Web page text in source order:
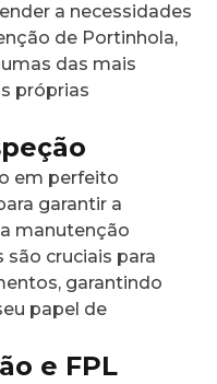
a necessidades
de Portinhola,
das mais
próprias
em perfeito
garantir a
manutenção
são cruciais para
garantindo
papel de
e FPL